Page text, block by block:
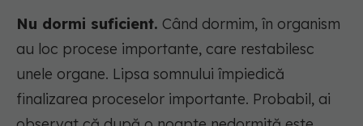
Nu dormi suficient. Când dormim, în organism
au loc procese importante, care restabilesc
unele organe. Lipsa somnului împiedică
finalizarea proceselor importante. Probabil, ai